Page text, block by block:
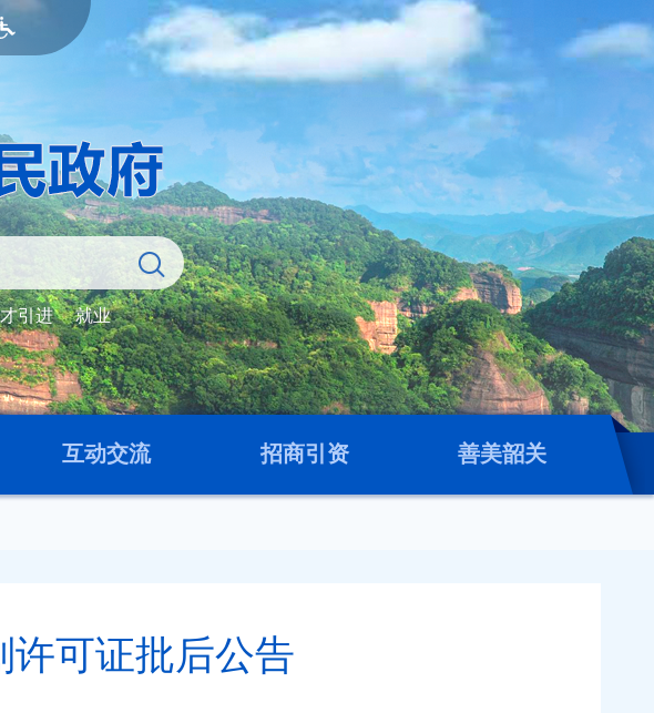
引进 就业
互动交流 招商引资 善美韶关
许可证批后公告